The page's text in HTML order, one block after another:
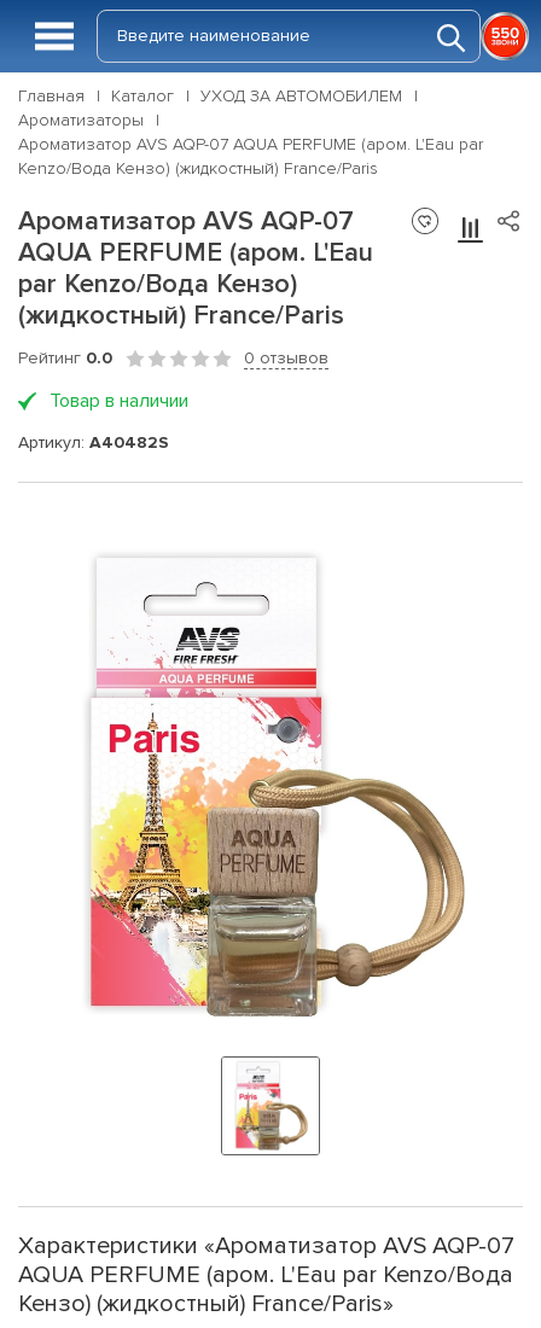
Главная Каталог
УХОД ЗА АВТОМОБИЛЕМ
Ароматизаторы
Ароматизатор AVS AQP-07 AQUA PERFUME (аром. L'Eau par
Kenzo/Вода Кензо) (жидкостный) France/Paris
Ароматизатор AVS AQP-07
AQUA PERFUME (аром. L'Eau
par Kenzo/Вода Кензо)
(жидкостный) France/Paris
Рейтинг 0.0 0 отзывов
Товар в наличии
Артикул: A40482S
Характеристики «Ароматизатор AVS AQP-07
AQUA PERFUME (аром. L'Eau par Kenzo/Вода
Кензо) (жидкостный) France/Paris»